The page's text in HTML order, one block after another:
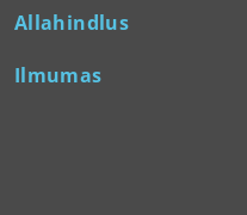
Allahindlus
Ilmumas